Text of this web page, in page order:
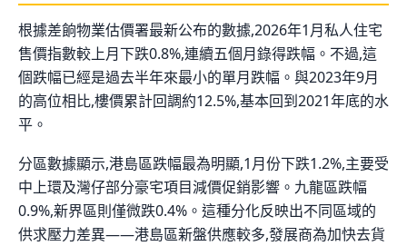
根據差餉物業估價署最新公布的數據,2026年1月私人住宅
售價指數較上月下跌0.8%,連續五個月錄得跌幅。不過,這
個跌幅已經是過去半年來最小的單月跌幅。與2023年9月
的高位相比,樓價累計回調約12.5%,基本回到2021年底的水
平。
分區數據顯示,港島區跌幅最為明顯,1月份下跌1.2%,主要受
中上環及灣仔部分豪宅項目減價促銷影響。九龍區跌幅
0.9%,新界區則僅微跌0.4%。這種分化反映出不同區域的
供求壓力差異——港島區新盤供應較多,發展商為加快去貨